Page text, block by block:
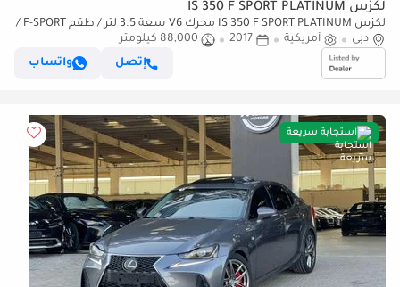
لكزس IS 350 F SPORT PLATINUM
لكزس IS 350 F SPORT PLATINUM محرك V6 سعة 3.5 لتر / طقم F-SPORT /
استهلاك منخفض للموارد / رادار / قراءة المسار / مقاعد تبريد وتدفئ
دبي أمريكية 2017
88,000 كيلومتر
إتصل
واتساب
استجابة سريعة